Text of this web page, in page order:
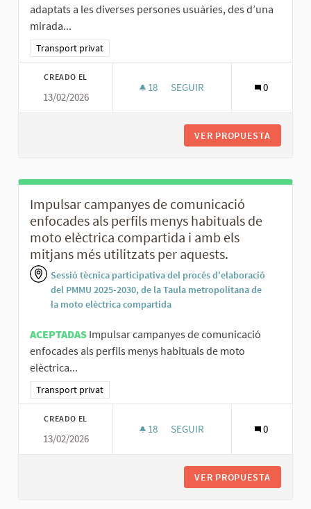
adaptats a les diverses persones usuàries, des d’una
mirada...
Resultados al filtrar por la categoría: Transport privat
Transport privat
CREADO EL
13/02/2026
18 18 SEGUIDORAS
SEGUIR 0
VER PROPUESTA
Impulsar campanyes de comunicació
enfocades als perfils menys habituals de
moto elèctrica compartida i amb els
mitjans més utilitzats per aquests.
Sessió tècnica participativa del procés d'elaboració
del PMMU 2025-2030, de la Taula metropolitana de
la moto elèctrica compartida
ACEPTADAS Impulsar campanyes de comunicació
enfocades als perfils menys habituals de moto
elèctrica...
Resultados al filtrar por la categoría: Transport privat
Transport privat
CREADO EL
13/02/2026
18 18 SEGUIDORAS
SEGUIR 0
VER PROPUESTA